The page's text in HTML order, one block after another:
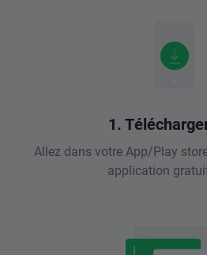
1.
Allez dans votre App/Play
application